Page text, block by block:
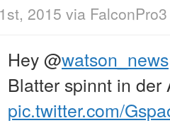
2015 via
Hey@watson_news
Blatter spinnt in der
pic.twitter.com/